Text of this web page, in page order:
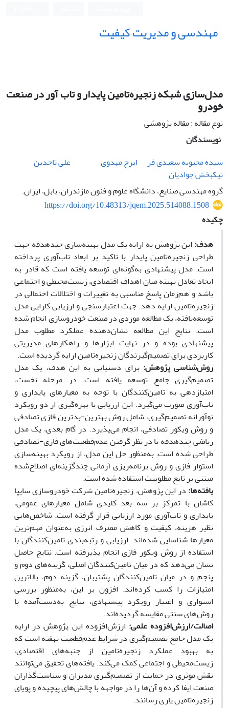
مهندسی و مدیریت کیفیت
مدل‌سازی شبکه زنجیره‌تامین پایدار و تاب آور در صنعت
خودرو
نوع مقاله : مقاله پژوهشی
نویسندگان
سیده محبوبه سعیدی فر
ایرج مهدوی
علی تاجدین
نیکبخش جوادیان
گروه مهندسی صنایع، دانشگاه علوم و فنون مازندران، بابل، ایران.
https://doi.org/10.48313/jqem.2025.514088.1508
چکیده
هدف: این پژوهش به ارایه یک مدل بهینه‌سازی چندهدفه جهت
طراحی زنجیره‌تامین پایدار با تاکید بر ابعاد تاب‌آوری پرداخته
است. مدل پیشنهادی به‌گونه‌ای توسعه یافته است که قادر به
ایجاد تعادل بهینه میان اهداف اقتصادی، زیست‌محیطی و اجتماعی
باشد و هم‌زمان پاسخ مناسبی به تغییرات و اختلالات احتمالی در
زنجیره‌تامین ارایه دهد. جهت اعتبارسنجی و ارزیابی کارایی مدل
توسعه‌یافته، یک مطالعه موردی در صنعت خودروسازی انجام شده
است. نتایج این مطالعه نشان‌دهنده عملکرد مطلوب مدل
پیشنهادی بوده و در نهایت ابزارها و راهکارهای مدیریتی
کاربردی برای تصمیم‌گیرندگان زنجیره‌تامین ارایه گردیده است.
روش‌شناسی پژوهش: برای دستیابی به این هدف، یک مدل
تصمیم‌گیری جامع توسعه یافته است. در مرحله نخست،
امتیازدهی به تامین‌کنندگان با توجه به معیارهای پایداری و
تاب‌آوری صورت می‌گیرد. این ارزیابی با بهره‌گیری از دو رویکرد
نوآورانه تصمیم‌گیری، شامل روش بهترین-بدترین فازی تصادفی
و روش ویکور تصادفی، انجام می‌پذیرد. در گام بعدی، یک مدل
ریاضی چندهدفه با در نظر گرفتن عدم‌قطعیت‌های فازی-تصادفی
طراحی شده است. به‌منظور حل این مدل، از رویکرد بهینه‌سازی
استوار فازی و روش برنامه‌ریزی آرمانی چندگزینه‌ای اصلاح‌شده
مبتنی بر تابع مطلوبیت استفاده شده است.
یافته‌ها: در این پژوهش، زنجیره‌تامین شرکت خودروسازی سایپا
کاشان با تمرکز بر سه بعد کلیدی شامل معیارهای عمومی،
پایداری و تاب‌آوری مورد ارزیابی قرار گرفته است. شاخص‌هایی
نظیر هزینه، کیفیت و کاهش مصرف انرژی به‌عنوان مهم‌ترین
معیارها شناسایی شده‌اند. ارزیابی و رتبه‌بندی تامین‌کنندگان با
استفاده از روش ویکور فازی انجام پذیرفته است. نتایج حاصل
نشان می‌دهد که در میان تامین‌کنندگان اصلی، گزینه‌های دوم و
پنجم و در میان تامین‌کنندگان پشتیبان، گزینه دوم، بالاترین
امتیازات را کسب کرده‌اند. افزون بر این، به‌منظور بررسی
استواری و اعتبار رویکرد پیشنهادی، نتایج به‌دست‌آمده با
روش‌های سنتی مقایسه گردیده‌اند.
اصالت/ارزش‌افزوده علمی: ارزش‌افزوده این پژوهش در ارایه
یک مدل جامع تصمیم‌گیری در شرایط عدم‌قطعیت نهفته است که
به بهبود عملکرد زنجیره‌تامین از جنبه‌های اقتصادی،
زیست‌محیطی و اجتماعی کمک می‌کند. یافته‌های تحقیق می‌توانند
نقش موثری در حمایت از تصمیم‌گیری مدیران و سیاست‌گذاران
صنعت ایفا کرده و آن‌ها را در مواجهه با چالش‌های پیچیده و پویای
زنجیره‌تامین یاری رسانند.